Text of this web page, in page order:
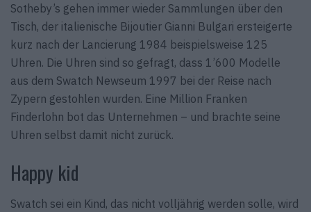
Sotheby’s gehen immer wieder Sammlungen über den
Tisch, der italienische Bijoutier Gianni Bulgari ersteigerte
kurz nach der Lancierung 1984 beispielsweise 125
Uhren. Die Uhren sind so gefragt, dass 1’600 Modelle
aus dem Swatch Newseum 1997 bei der Reise nach
Zypern gestohlen wurden. Eine Million Franken
Finderlohn bot das Unternehmen – und brachte seine
Uhren selbst damit nicht zurück.
Happy kid
Swatch sei ein Kind, das nicht volljährig werden solle, wird